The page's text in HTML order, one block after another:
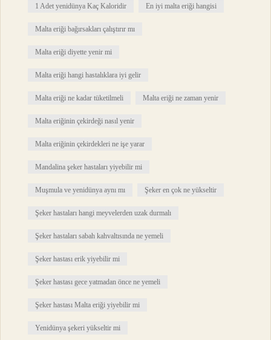
1 Adet yenidünya Kaç Kaloridir En iyi malta eriği hangisi
Malta eriği bağırsakları çalıştırır mı
Malta eriği diyette yenir mi
Malta eriği hangi hastalıklara iyi gelir
Malta eriği ne kadar tüketilmeli Malta eriği ne zaman yenir
Malta eriğinin çekirdeği nasıl yenir
Malta eriğinin çekirdekleri ne işe yarar
Mandalina şeker hastaları yiyebilir mi
Muşmula ve yenidünya aynı mı Şeker en çok ne yükseltir
Şeker hastaları hangi meyvelerden uzak durmalı
Şeker hastaları sabah kahvaltısında ne yemeli
Şeker hastası erik yiyebilir mi
Şeker hastası gece yatmadan önce ne yemeli
Şeker hastası Malta eriği yiyebilir mi
Yenidünya şekeri yükseltir mi